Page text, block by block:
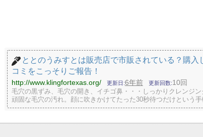
ととのうみすとは販売店で市販されている？購入
コミをこっそりご報告！
http://www.klingfortexas.org/ 更新日 6年前 更新回数 10回
毛穴の黒ずみ、毛穴の開き、イチゴ鼻・・・しっかりクレンジン
頑固な毛穴の汚れ。顔に吹きかけてたった30秒待つだけという